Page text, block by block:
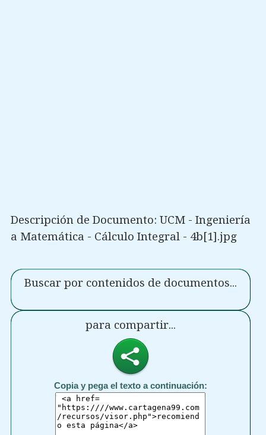
Descripción de Documento: UCM - Ingeniería
a Matemática - Cálculo Integral - 4b[1].jpg
Buscar por contenidos de documentos...
para compartir...
Copia y pega el texto a continuación: